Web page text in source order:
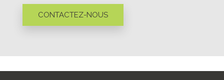
CONTACTEZ-NOUS